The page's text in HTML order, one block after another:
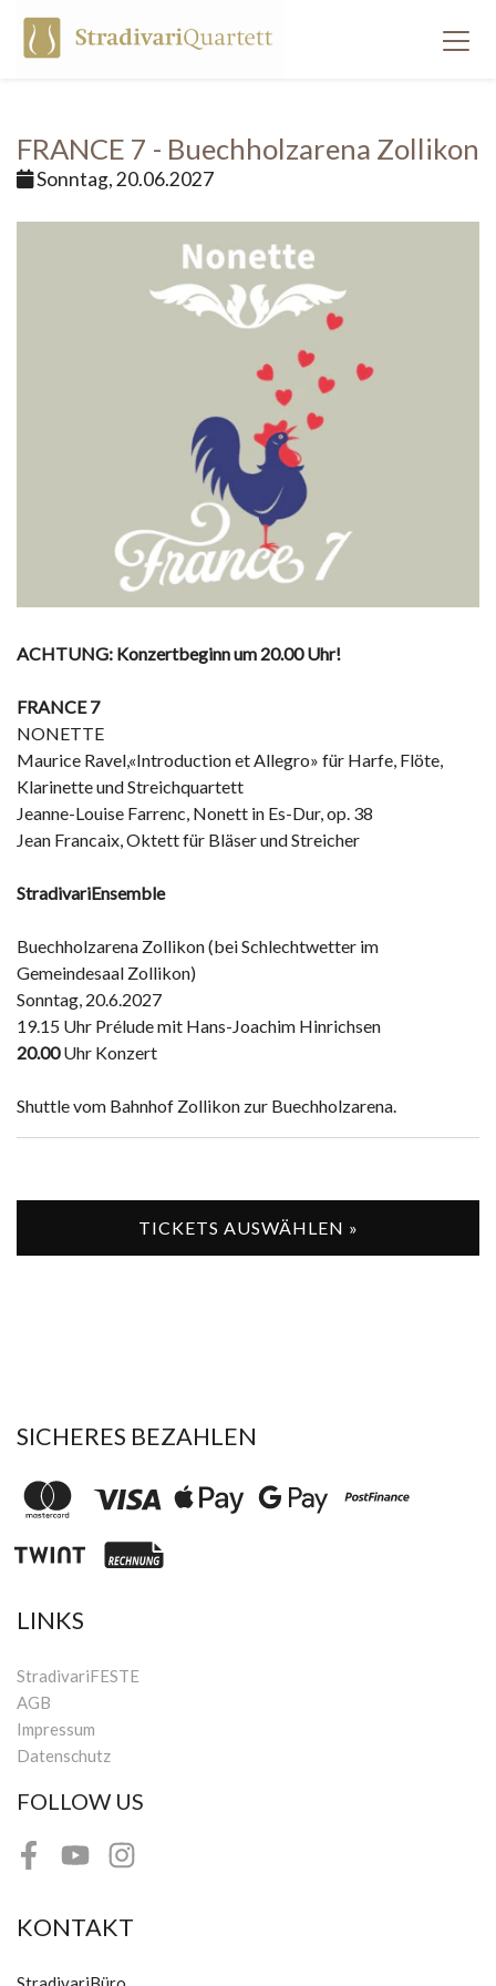
FRANCE 7 - Buechholzarena Zollikon
Sonntag, 20.06.2027
ACHTUNG: Konzertbeginn um 20.00 Uhr!
FRANCE 7
NONETTE
Maurice Ravel,«Introduction et Allegro» für Harfe, Flöte,
Klarinette und Streichquartett
Jeanne-Louise Farrenc, Nonett in Es-Dur, op. 38
Jean Francaix, Oktett für Bläser und Streicher
StradivariEnsemble
Buechholzarena Zollikon (bei Schlechtwetter im
Gemeindesaal Zollikon)
Sonntag, 20.6.2027
19.15 Uhr Prélude mit Hans-Joachim Hinrichsen
20.00Uhr Konzert
Shuttle vom Bahnhof Zollikon zur Buechholzarena.
TICKETS AUSWÄHLEN »
SICHERES BEZAHLEN
LINKS
StradivariFESTE
AGB
Impressum
Datenschutz
FOLLOW US
FacebookYoutubeInstagram
KONTAKT